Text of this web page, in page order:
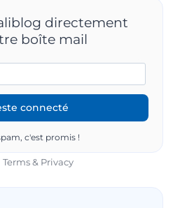
directement
boîte mail
c'est promis !
Terms& Privacy